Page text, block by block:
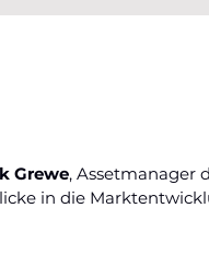
Grewe, Assetmanager
in die